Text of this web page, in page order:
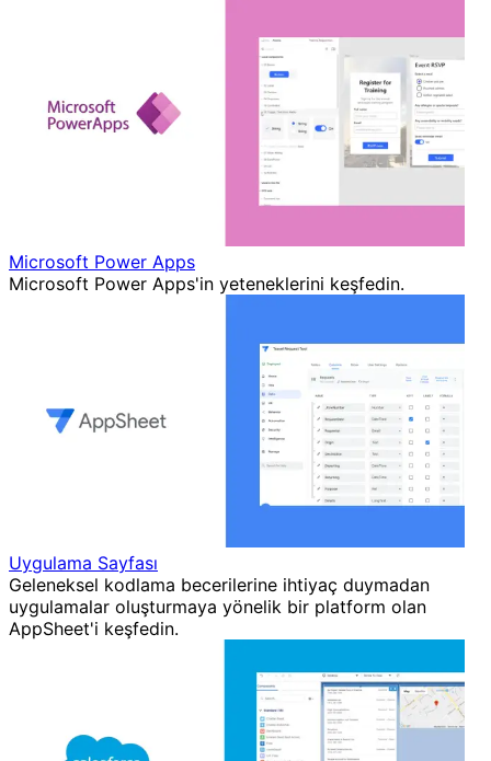
Microsoft Power Apps
Microsoft Power Apps'in yeteneklerini keşfedin.
Uygulama Sayfası
Geleneksel kodlama becerilerine ihtiyaç duymadan
uygulamalar oluşturmaya yönelik bir platform olan
AppSheet'i keşfedin.